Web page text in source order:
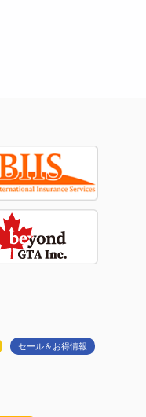
セール＆お得情報